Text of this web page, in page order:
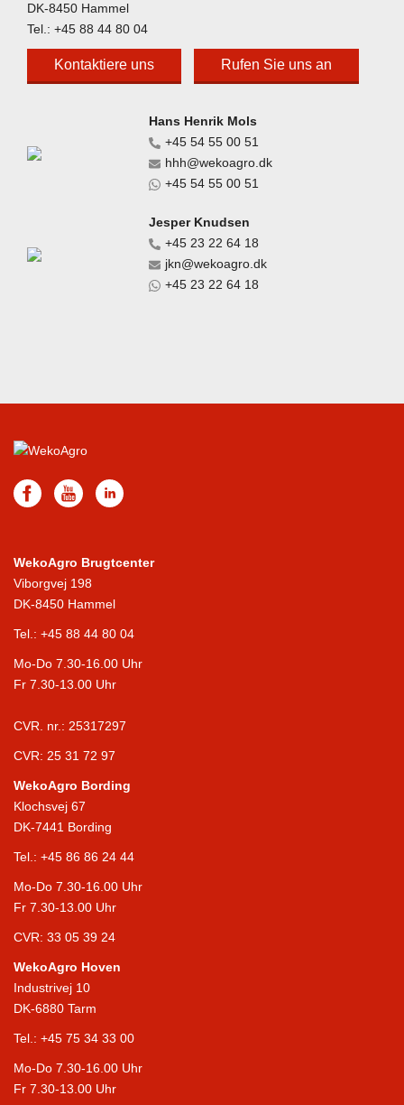
DK-8450 Hammel
Tel.: +45 88 44 80 04
Kontaktiere uns Rufen Sie uns an
Hans Henrik Mols
+45 54 55 00 51
hhh@wekoagro.dk
+45 54 55 00 51
Jesper Knudsen
+45 23 22 64 18
jkn@wekoagro.dk
+45 23 22 64 18
WekoAgro Brugtcenter
Viborgvej 198
DK-8450 Hammel
Tel.: +45 88 44 80 04
Mo-Do 7.30-16.00 Uhr
Fr 7.30-13.00 Uhr
CVR. nr.: 25317297
CVR: 25 31 72 97
WekoAgro Bording
Klochsvej 67
DK-7441 Bording
Tel.: +45 86 86 24 44
Mo-Do 7.30-16.00 Uhr
Fr 7.30-13.00 Uhr
CVR: 33 05 39 24
WekoAgro Hoven
Industrivej 10
DK-6880 Tarm
Tel.: +45 75 34 33 00
Mo-Do 7.30-16.00 Uhr
Fr 7.30-13.00 Uhr